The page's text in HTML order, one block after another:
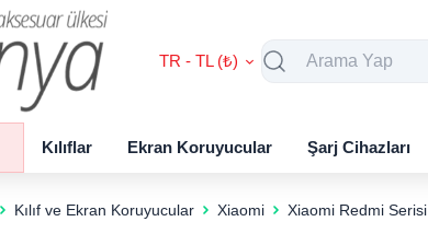
TR - TL (₺)
Kılıflar Ekran Koruyucular Şarj Cihazları
Kılıf ve Ekran Koruyucular Xiaomi Xiaomi Redmi Serisi